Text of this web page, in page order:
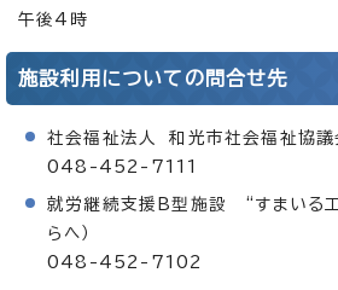
午後4時
施設利用についての問合せ先
社会福祉法人 和光市社会福祉協議
048-452-7111
就労継続支援B型施設 “すまいる工
らへ）
048-452-7102